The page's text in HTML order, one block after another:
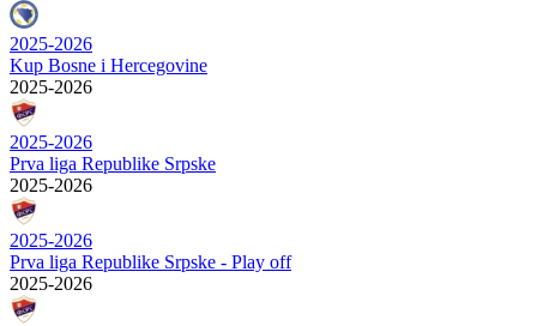
2025-2026
Kup Bosne i Hercegovine
2025-2026
2025-2026
Prva liga Republike Srpske
2025-2026
2025-2026
Prva liga Republike Srpske - Play off
2025-2026